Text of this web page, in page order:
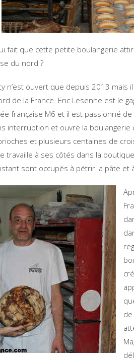
fait que cette petite boulangerie
du nord ?
n’est ouvert que depuis 2013
de la France. Eric Lesenne est le
française M6 et il est passionné
interruption et ouvre la
et plusieurs centaines de
travaille à ses côtés dans la
sont occupés à pétrir la pâte